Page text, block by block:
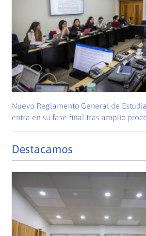
Nuevo Reglamento General de
entra en su fase final tras amplio
Destacamos